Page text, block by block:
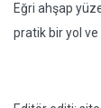
Eğri ahşap
pratik bir yol ve